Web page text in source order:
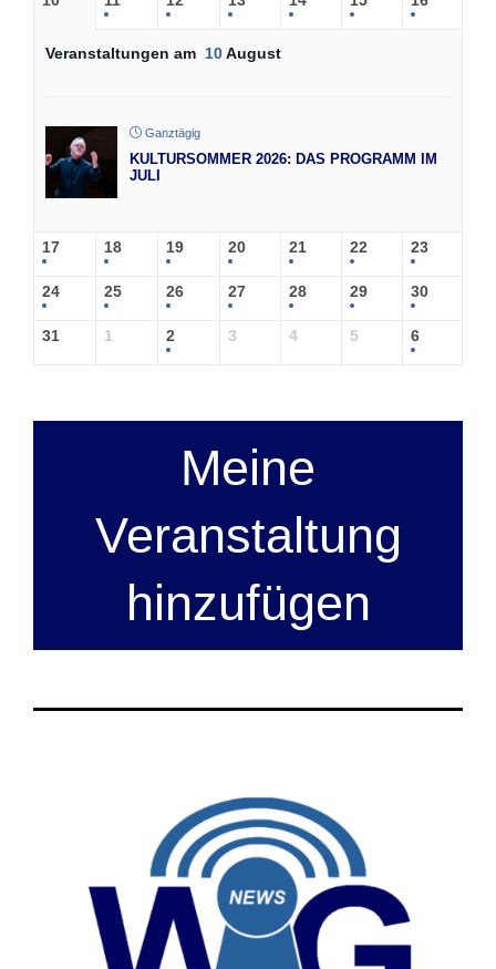
Veranstaltungen am 10August
Ganztägig
KULTURSOMMER 2026: DAS PROGRAMM IM
JULI
17 18 19 20 21 22 23
24 25 26 27 28 29 30
31 1 2 3 4 5 6
Meine
Veranstaltung
hinzufügen